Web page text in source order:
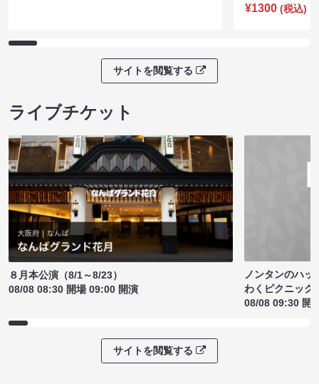
¥1300 (税込)
サイトを閲覧する
ライブチケット
８月本公演（8/1～8/23）
08/08 08:30 開場 09:00 開演
ノンタンのハッ
わくピクニック
08/08 09:30 開
サイトを閲覧する